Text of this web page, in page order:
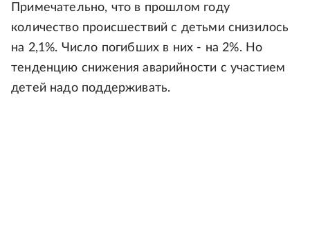
Примечательно, что в прошлом году
количество происшествий с детьми снизилось
на 2,1%. Число погибших в них - на 2%. Но
тенденцию снижения аварийности с участием
детей надо поддерживать.